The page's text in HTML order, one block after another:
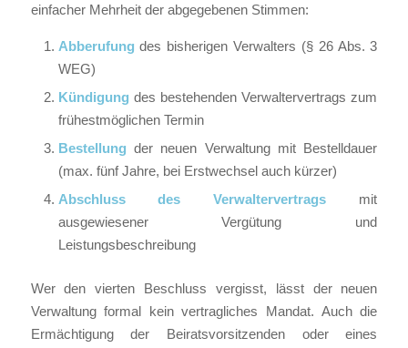
einfacher Mehrheit der abgegebenen Stimmen:
Abberufung des bisherigen Verwalters (§ 26 Abs. 3
WEG)
Kündigung des bestehenden Verwaltervertrags zum
frühestmöglichen Termin
Bestellung der neuen Verwaltung mit Bestelldauer
(max. fünf Jahre, bei Erstwechsel auch kürzer)
Abschluss des Verwaltervertrags mit
ausgewiesener Vergütung und
Leistungsbeschreibung
Wer den vierten Beschluss vergisst, lässt der neuen
Verwaltung formal kein vertragliches Mandat. Auch die
Ermächtigung der Beiratsvorsitzenden oder eines